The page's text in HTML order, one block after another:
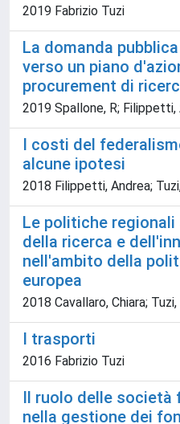
2019 Fabrizio Tuzi
La domanda
verso un piano
procurement di
2019 Spallone, R; Filippetti,
I costi del
alcune ipotesi
2018 Filippetti, Andrea;
Le politiche
della ricerca e
nell'ambito della
europea
2018 Cavallaro, Chiara;
I trasporti
2016 Fabrizio Tuzi
Il ruolo delle
nella gestione dei